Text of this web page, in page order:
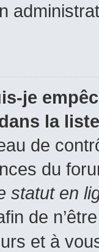
je
la
de
du
statut en
de
et à